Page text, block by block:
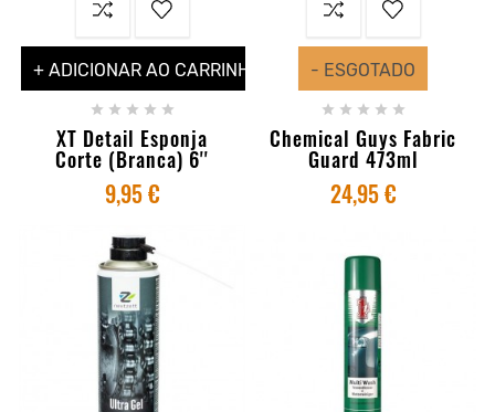
+ ADICIONAR AO CARRINHO
    
XT Detail Esponja
Corte (Branca) 6''
9,95 €
- ESGOTADO
    
Chemical Guys Fabric
Guard 473ml
24,95 €